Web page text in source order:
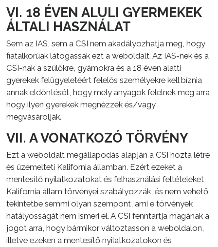
VI. 18 ÉVEN ALULI GYERMEKEK
ÁLTALI HASZNÁLAT
Sem az IAS, sem a CSI nem akadályozhatja meg, hogy
fiatalkorúak látogassák ezt a weboldalt. Az IAS-nek és a
CSI-nak a szülőkre, gyámokra és a 18 éven alatti
gyerekek felügyeletéért felelős személyekre kell bíznia
annak eldöntését, hogy mely anyagok felelnek meg arra,
hogy ilyen gyerekek megnézzék és/vagy
megvásárolják.
VII. A VONATKOZÓ TÖRVÉNY
Ezt a weboldalt megállapodás alapján a CSI hozta létre
és üzemelteti Kalifornia államban. Ezért ezeket a
mentesítő nyilatkozatokat és felhasználási feltételeket
Kalifornia állam törvényei szabályozzák, és nem vehető
tekintetbe semmi olyan szempont, ami e törvények
hatályosságát nem ismeri el. A CSI fenntartja magának a
jogot arra, hogy bármikor változtasson a weboldalon,
illetve ezeken a mentesítő nyilatkozatokon és